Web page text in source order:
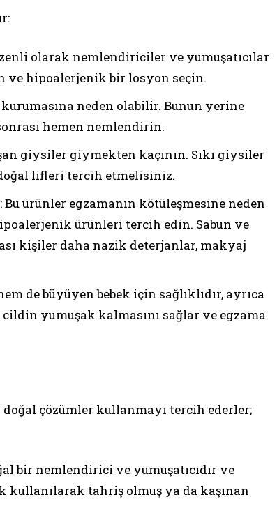
olarak nemlendiriciler ve yumuşatıcılar
ve hipoalerjenik bir losyon seçin.
neden olabilir. Bunun yerine
hemen nemlendirin.
giysiler giymekten kaçının. Sıkı giysiler
lifleri tercih etmelisiniz.
: Bu ürünler egzamanın kötüleşmesine neden
ürünleri tercih edin. Sabun ve
kişiler daha nazik deterjanlar, makyaj
de büyüyen bebek için sağlıklıdır, ayrıca
yumuşak kalmasını sağlar ve egzama
çözümler kullanmayı tercih ederler;
bir nemlendirici ve yumuşatıcıdır ve
kullanılarak tahriş olmuş ya da kaşınan